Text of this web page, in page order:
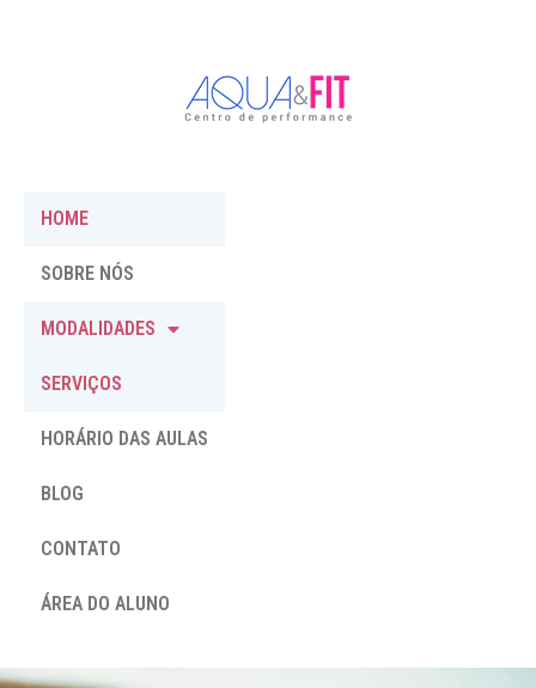
HOME
SOBRE NÓS
MODALIDADES
SERVIÇOS
HORÁRIO DAS AULAS
BLOG
CONTATO
ÁREA DO ALUNO